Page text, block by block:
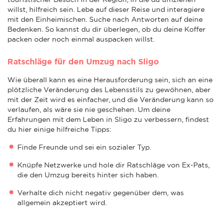
willst, hilfreich sein. Lebe auf dieser Reise und interagiere
mit den Einheimischen. Suche nach Antworten auf deine
Bedenken. So kannst du dir überlegen, ob du deine Koffer
packen oder noch einmal auspacken willst.
Ratschläge für den Umzug nach Sligo
Wie überall kann es eine Herausforderung sein, sich an eine
plötzliche Veränderung des Lebensstils zu gewöhnen, aber
mit der Zeit wird es einfacher, und die Veränderung kann so
verlaufen, als wäre sie nie geschehen. Um deine
Erfahrungen mit dem Leben in Sligo zu verbessern, findest
du hier einige hilfreiche Tipps:
Finde Freunde und sei ein sozialer Typ.
Knüpfe Netzwerke und hole dir Ratschläge von Ex-Pats,
die den Umzug bereits hinter sich haben.
Verhalte dich nicht negativ gegenüber dem, was
allgemein akzeptiert wird.